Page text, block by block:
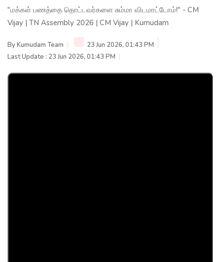
"மக்கள் பணத்தை தொட்டவர்களை சும்மா விடமாட்டோம்!" - CM
Vijay | TN Assembly 2026 | CM Vijay | Kumudam
ByKumudam Team
23 Jun 2026, 01:43 PM
Last Update : 23 Jun 2026, 01:43 PM